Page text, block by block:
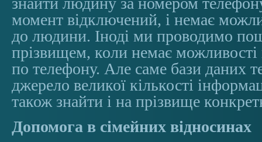
момент відключений, і немає
до людини. Іноді ми проводимо
прізвищем, коли немає можливості
по телефону. Але саме бази даних
джерело великої кількості
також знайти і на прізвище
Допомога в сімейних відносинах